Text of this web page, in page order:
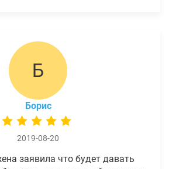
Б
Борис
2019-08-20
заявила что будет давать